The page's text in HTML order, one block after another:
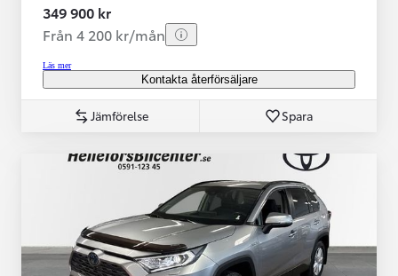
349 900 kr
Från 4 200 kr/mån
Läs mer
Kontakta återförsäljare
Jämförelse Spara